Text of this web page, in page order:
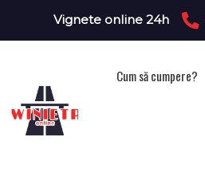
Vignete online 24h
Cum să cumpere?